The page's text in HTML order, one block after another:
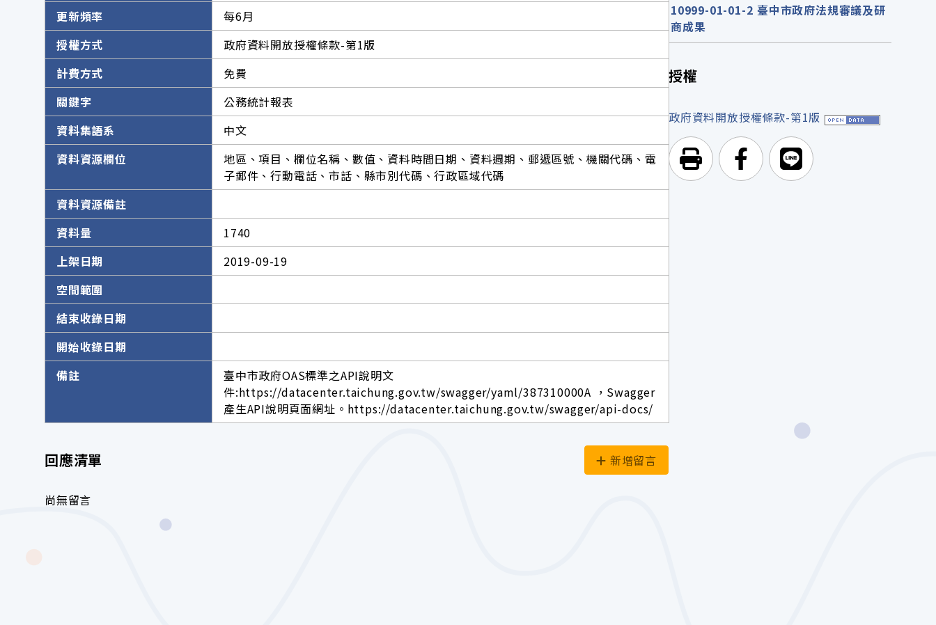
更新頻率
每6月
授權方式
政府資料開放授權條款-第1版
計費方式
免費
關鍵字
公務統計報表
資料集語系
中文
資料資源欄位
地區、項目、欄位名稱、數值、資料時間日期、資料週期、郵遞區號、機關代碼、電
子郵件、行動電話、市話、縣市別代碼、行政區域代碼
資料資源備註
資料量
1740
上架日期
2019-09-19
空間範圍
結束收錄日期
開始收錄日期
備註
臺中市政府OAS標準之API說明文
件:https://datacenter.taichung.gov.tw/swagger/yaml/387310000A ，Swagger
產生API說明頁面網址。https://datacenter.taichung.gov.tw/swagger/api-docs/
回應清單 新增留言
尚無留言
10999-01-01-2 臺中市政府法規審議及研
商成果
授權
政府資料開放授權條款-第1版
列印頁面前往Facebook
前往Line